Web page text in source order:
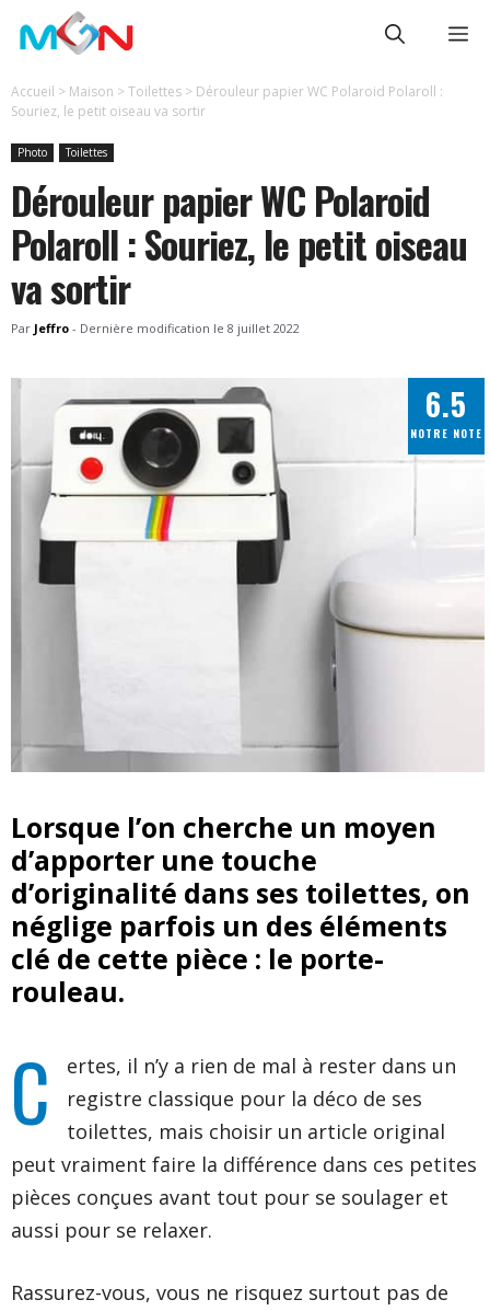
au
contenu
Accueil > Maison >Toilettes > Dérouleur papier WC Polaroid Polaroll :
Souriez, le petit oiseau va sortir
Photo Toilettes
Dérouleur papier WC Polaroid
Polaroll : Souriez, le petit oiseau
va sortir
Par Jeffro - Dernière modification le 8 juillet 2022
6.5
NOTRE NOTE
Lorsque l’on cherche un moyen
d’apporter une touche
d’originalité dans ses toilettes, on
néglige parfois un des éléments
clé de cette pièce : le porte-
rouleau.
C
ertes, il n’y a rien de mal à rester dans un
registre classique pour la déco de ses
toilettes, mais choisir un article original
peut vraiment faire la différence dans ces petites
pièces conçues avant tout pour se soulager et
aussi pour se relaxer.
Rassurez-vous, vous ne risquez surtout pas de